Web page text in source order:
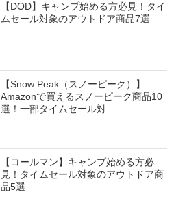
【DOD】キャンプ始める方必見！タイ
ムセール対象のアウトドア商品7選
【Snow Peak（スノーピーク）】
Amazonで買えるスノーピーク商品10
選！一部タイムセール対…
【コールマン】キャンプ始める方必
見！タイムセール対象のアウトドア商
品5選